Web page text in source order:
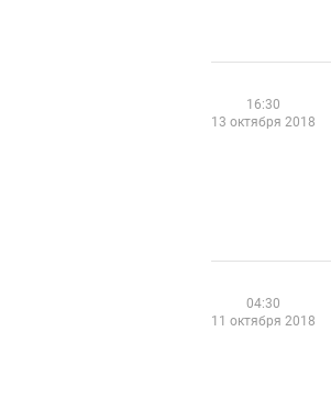
16:30
13 октября 2018
04:30
11 октября 2018